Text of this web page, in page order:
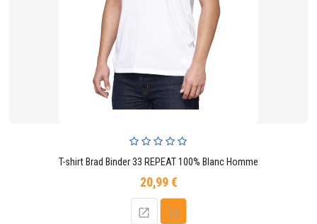
T-shirt Brad Binder 33 REPEAT 100% Blanc Homme
20,99 €Prix